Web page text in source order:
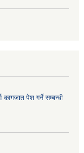
पेश गर्ने सम्बन्धी